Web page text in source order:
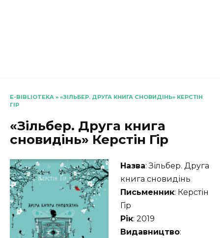
E-BIBLIOTEKA » «ЗІЛЬБЕР. ДРУГА КНИГА СНОВИДІНЬ» КЕРСТІН
ГІР
«Зільбер. Друга книга
сновидінь» Керстін Гір
Назва: Зільбер. Друга
книга сновидінь
Письменник: Керстін
Гір
Рік: 2019
Видавництво: